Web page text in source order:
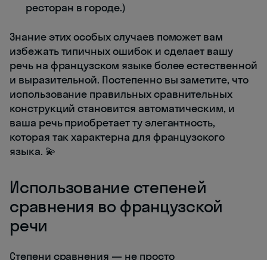
ресторан в городе.)
Знание этих особых случаев поможет вам
избежать типичных ошибок и сделает вашу
речь на французском языке более естественной
и выразительной. Постепенно вы заметите, что
использование правильных сравнительных
конструкций становится автоматическим, и
ваша речь приобретает ту элегантность,
которая так характерна для французского
языка. 💫
Использование степеней
сравнения во французской
речи
Степени сравнения — не просто